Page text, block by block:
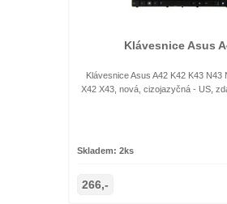
Klávesnice Asus
Klávesnice Asus A42 K42 K43 N43
X42 X43, nová, cizojazyčná - US,
Skladem: 2ks
266,-